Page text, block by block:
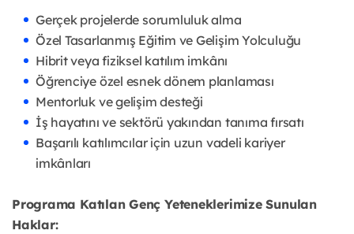
Gerçek projelerde sorumluluk alma
Özel Tasarlanmış Eğitim ve Gelişim Yolculuğu
Hibrit veya fiziksel katılım imkânı
Öğrenciye özel esnek dönem planlaması
Mentorluk ve gelişim desteği
İş hayatını ve sektörü yakından tanıma fırsatı
Başarılı katılımcılar için uzun vadeli kariyer
imkânları
Programa Katılan Genç Yeteneklerimize Sunulan
Haklar: